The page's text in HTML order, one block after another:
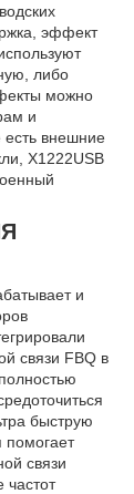
эффект
либо
можно
и
есть внешние
X1222USB
и
связи FBQ в
быструю
помогает
связи